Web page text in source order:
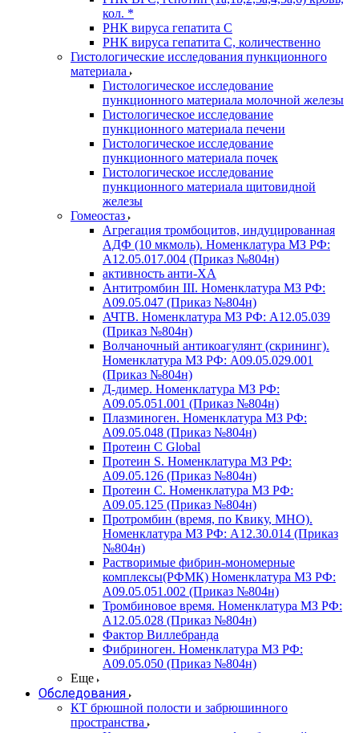
кол. *
РНК вируса гепатита C
РНК вируса гепатита C, количественно
Гистологические исследования пункционного
материала
Гистологическое исследование
пункционного материала молочной железы
Гистологическое исследование
пункционного материала печени
Гистологическое исследование
пункционного материала почек
Гистологическое исследование
пункционного материала щитовидной
железы
Гомеостаз
Агрегация тромбоцитов, индуцированная
АДФ (10 мкмоль). Номенклатура МЗ РФ:
A12.05.017.004 (Приказ №804н)
активность анти-ХА
Антитромбин III. Номенклатура МЗ РФ:
A09.05.047 (Приказ №804н)
АЧТВ. Номенклатура МЗ РФ: A12.05.039
(Приказ №804н)
Волчаночный антикоагулянт (скрининг).
Номенклатура МЗ РФ: A09.05.029.001
(Приказ №804н)
Д-димер. Номенклатура МЗ РФ:
A09.05.051.001 (Приказ №804н)
Плазминоген. Номенклатура МЗ РФ:
A09.05.048 (Приказ №804н)
Протеин C Global
Протеин S. Номенклатура МЗ РФ:
A09.05.126 (Приказ №804н)
Протеин С. Номенклатура МЗ РФ:
A09.05.125 (Приказ №804н)
Протромбин (время, по Квику, МНО).
Номенклатура МЗ РФ: A12.30.014 (Приказ
№804н)
Растворимые фибрин-мономерные
комплексы(РФМК) Номенклатура МЗ РФ:
A09.05.051.002 (Приказ №804н)
Тромбиновое время. Номенклатура МЗ РФ:
A12.05.028 (Приказ №804н)
Фактор Виллебранда
Фибриноген. Номенклатура МЗ РФ:
A09.05.050 (Приказ №804н)
Еще
Обследования
КТ брюшной полости и забрюшинного
пространства